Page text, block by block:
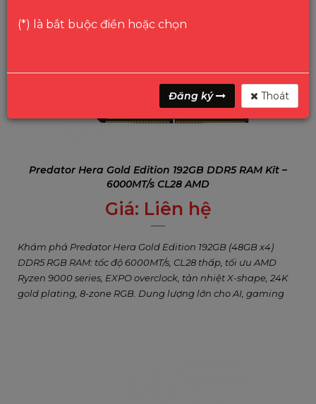
Predator Hera Gold Edition 192GB DDR5 RAM Kit –
6000MT/s CL28 AMD
Giá: Liên hệ
0₫
Khám phá Predator Hera Gold Edition 192GB (48GB x4)
DDR5 RGB RAM: tốc độ 6000MT/s, CL28 thấp, tối ưu AMD
Ryzen 9000 series, EXPO overclock, tản nhiệt X-shape, 24K
gold plating, 8-zone RGB. Dung lượng lớn cho AI, gaming
(*) là bắt buộc điền hoặc chọn
Đăng ký Thoát